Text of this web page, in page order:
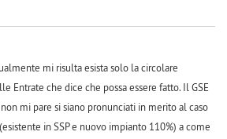
mi risulta esista solo la circolare
Entrate che dice che possa essere fatto. Il GSE
non mi pare si siano pronunciati in merito al caso
in SSP e nuovo impianto 110%) a come